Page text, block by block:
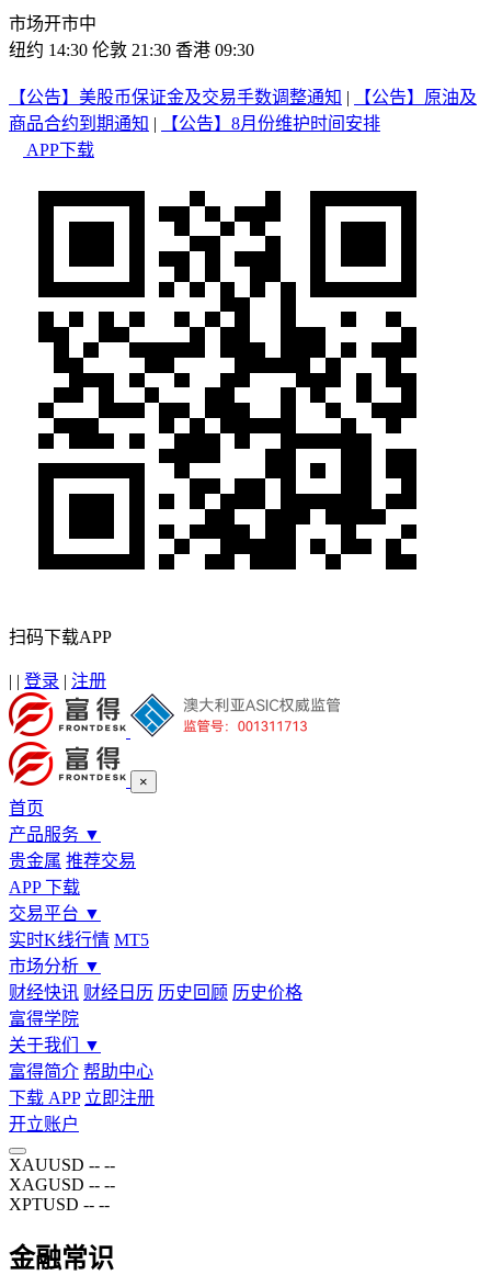
市场开市中
纽约 14:30 伦敦 21:30 香港 09:30
【公告】美股币保证金及交易手数调整通知 |
【公告】原油及
商品合约到期通知 |
【公告】8月份维护时间安排
APP下载
扫码下载APP
| | 登录 | 注册
×
首页
产品服务 ▼
贵金属 推荐交易
APP 下载
交易平台 ▼
实时K线行情 MT5
市场分析 ▼
财经快讯 财经日历 历史回顾 历史价格
富得学院
关于我们
▼
富得简介 帮助中心
下载 APP 立即注册
开立账户
XAUUSD -- --
XAGUSD -- --
XPTUSD -- --
金融常识